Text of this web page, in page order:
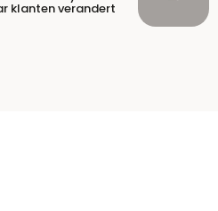
klanten verandert